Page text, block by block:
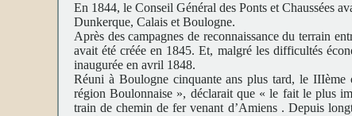
En 1844, le Conseil Général des Ponts et Chaussées
Dunkerque, Calais et Boulogne.
Après des campagnes de reconnaissance du terrain
avait été créée en 1845. Et, malgré les difficultés
inaugurée en avril 1848.
Réuni à Boulogne cinquante ans plus tard, le IIIème
région Boulonnaise », déclarait que « le fait le plus
train de chemin de fer venant d’Amiens . Depuis